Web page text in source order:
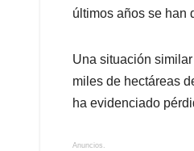
últimos años se han
Una situación
miles de hectáreas
ha evidenciado
Anuncios.